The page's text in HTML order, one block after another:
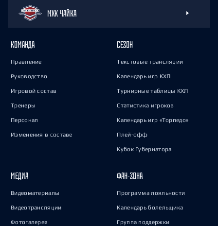
МХК ЧАЙКА
КОМАНДА
Правление
Руководство
Игровой состав
Тренеры
Персонал
Изменения в составе
СЕЗОН
Текстовые трансляции
Календарь игр КХЛ
Турнирные таблицы КХЛ
Статистика игроков
Календарь игр «Торпедо»
Плей-офф
Кубок Губернатора
МЕДИА
Видеоматериалы
Видеотрансляции
Фотогалерея
ФАН-ЗОНА
Программа лояльности
Календарь болельщика
Группа поддержки